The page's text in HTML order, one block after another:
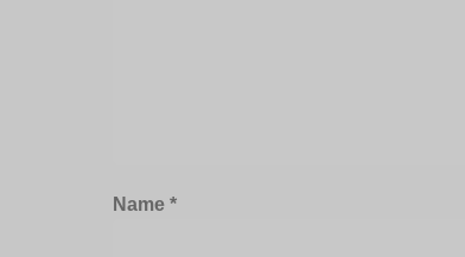
Name *